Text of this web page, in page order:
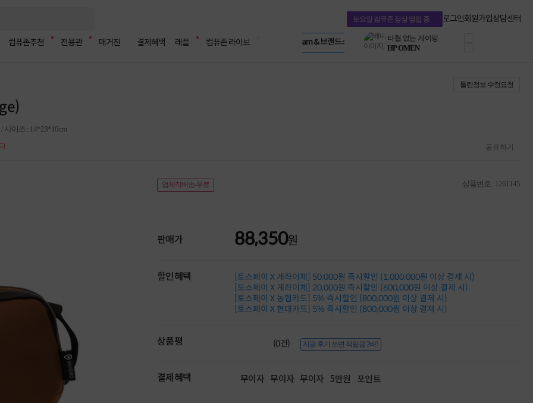
토요일 컴퓨존 정상 영업 중 로그인회원가입상담센터
컴퓨존추천 전용관 매거진 결제혜택 래플 컴퓨존 라이브
LG gram & 브랜드스토어
Microsoft 브랜드스토어
AMD 브랜드스토어
타협 없는 게이밍
HP OMEN
로지텍
정품 캠페인
누적 금액 별
적립금 페이백!
Dell 구매왕
상품권 30만원
틀린정보 수정요청
사이즈 : 14*23*10cm
. 공유하기
업체직배송-무료 상품번호 : 1261145
판매가 88,350원
할인혜택
[토스페이 X 계좌이체] 50,000원 즉시할인 (1,000,000원 이상 결제 시)
[토스페이 X 계좌이체] 20,000원 즉시할인 (600,000원 이상 결제 시)
[토스페이 X 농협카드] 5% 즉시할인 (800,000원 이상 결제 시)
[토스페이 X 현대카드] 5% 즉시할인 (800,000원 이상 결제 시)
상품평 (0건) 지금 후기 쓰면 적립금 2배!
결제혜택 무이자 무이자 무이자 5만원 포인트